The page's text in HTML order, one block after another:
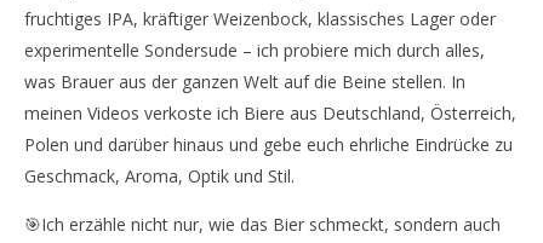
fruchtiges IPA, kräftiger Weizenbock, klassisches Lager oder
experimentelle Sondersude – ich probiere mich durch alles,
was Brauer aus der ganzen Welt auf die Beine stellen. In
meinen Videos verkoste ich Biere aus Deutschland, Österreich,
Polen und darüber hinaus und gebe euch ehrliche Eindrücke zu
Geschmack, Aroma, Optik und Stil.
🎯Ich erzähle nicht nur, wie das Bier schmeckt, sondern auch